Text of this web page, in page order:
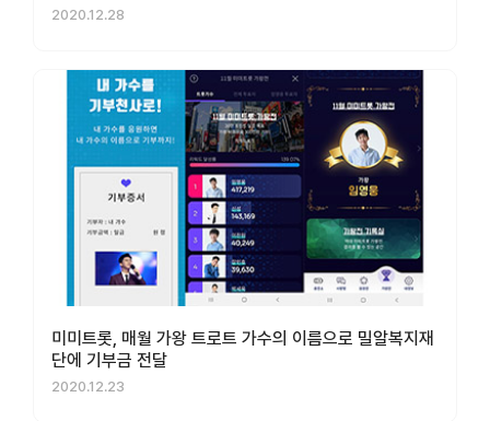
2020.12.28
미미트롯, 매월 가왕 트로트 가수의 이름으로 밀알복지재
단에 기부금 전달
2020.12.23